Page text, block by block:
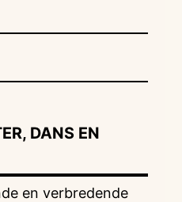
DANS EN
en verbredende